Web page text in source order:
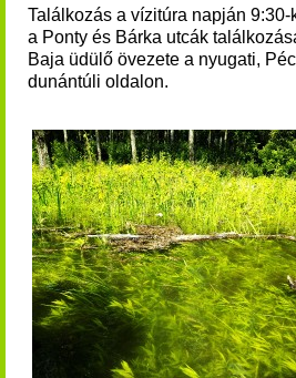
Találkozás a vízitúra napján
a Ponty és Bárka utcák
Baja üdülő övezete a nyugati,
dunántúli oldalon.